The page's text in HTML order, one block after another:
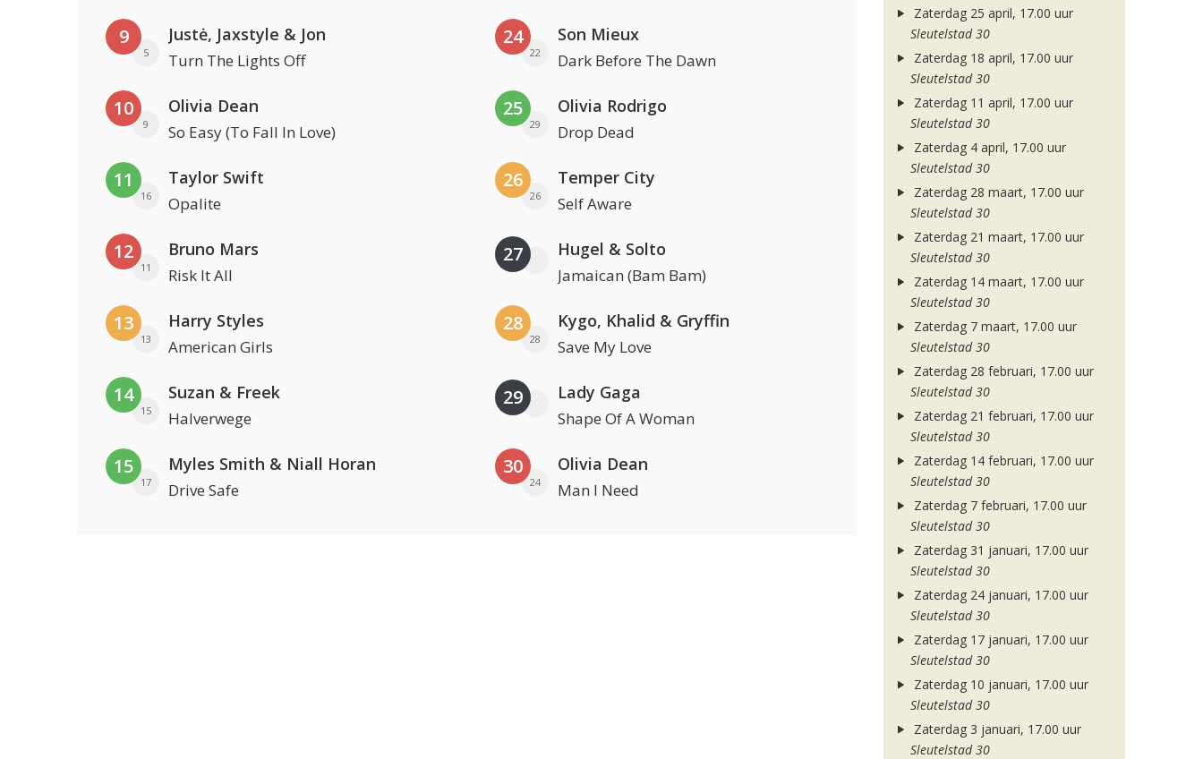
9
5
Justė, Jaxstyle & Jon
Turn The Lights Off
10
9
Olivia Dean
So Easy (To Fall In Love)
11
16
Taylor Swift
Opalite
12
11
Bruno Mars
Risk It All
13
13
Harry Styles
American Girls
14
15
Suzan & Freek
Halverwege
15
17
Myles Smith & Niall Horan
Drive Safe
24
22
Son Mieux
Dark Before The Dawn
25
29
Olivia Rodrigo
Drop Dead
26
26
Temper City
Self Aware
27 Hugel & Solto
Jamaican (Bam Bam)
28
28
Kygo, Khalid & Gryffin
Save My Love
29 Lady Gaga
Shape Of A Woman
30
24
Olivia Dean
Man I Need
Zaterdag 25 april, 17.00 uur
Sleutelstad 30
Zaterdag 18 april, 17.00 uur
Sleutelstad 30
Zaterdag 11 april, 17.00 uur
Sleutelstad 30
Zaterdag 4 april, 17.00 uur
Sleutelstad 30
Zaterdag 28 maart, 17.00 uur
Sleutelstad 30
Zaterdag 21 maart, 17.00 uur
Sleutelstad 30
Zaterdag 14 maart, 17.00 uur
Sleutelstad 30
Zaterdag 7 maart, 17.00 uur
Sleutelstad 30
Zaterdag 28 februari, 17.00 uur
Sleutelstad 30
Zaterdag 21 februari, 17.00 uur
Sleutelstad 30
Zaterdag 14 februari, 17.00 uur
Sleutelstad 30
Zaterdag 7 februari, 17.00 uur
Sleutelstad 30
Zaterdag 31 januari, 17.00 uur
Sleutelstad 30
Zaterdag 24 januari, 17.00 uur
Sleutelstad 30
Zaterdag 17 januari, 17.00 uur
Sleutelstad 30
Zaterdag 10 januari, 17.00 uur
Sleutelstad 30
Zaterdag 3 januari, 17.00 uur
Sleutelstad 30